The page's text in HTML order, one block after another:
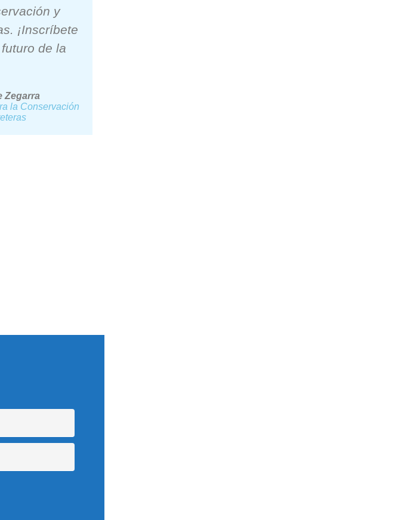
y
¡Inscríbete
de la
Zegarra
la Conservación